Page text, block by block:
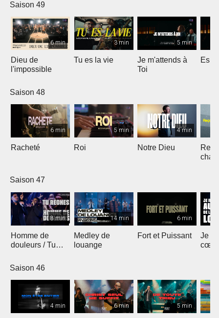
Saison 49
6 min
Dieu de
l'impossible
3 min
Tu es la vie
5 min
Je m'attends à
Toi
Saison 48
6 min
Racheté
5 min
Roi
4 min
Notre Dieu
chant
Saison 47
8 min
Homme de
douleurs / Tu
14 min
Medley de
louange
6 min
Fort et Puissant
Je
cœur
Saison 46
4 min 6 min 5 min